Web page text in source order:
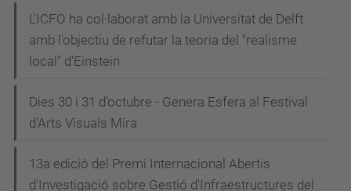
L'ICFO ha col·laborat amb la Universitat de Delft
amb l'objectiu de refutar la teoria del "realisme
local" d'Einstein
Dies 30 i 31 d'octubre - Genera Esfera al Festival
d'Arts Visuals Mira
13a edició del Premi Internacional Abertis
d'Investigació sobre Gestió d'Infraestructures del